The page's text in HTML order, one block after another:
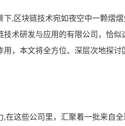
,区块链技术宛如夜空中一颗熠
术研发与应用的有限公司，恰
，本文将全方位、深层次地探讨
在这些公司里，汇聚着一批来自